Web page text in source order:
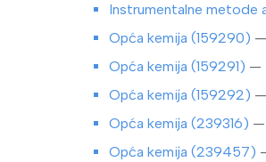
Instrumentalne metode
Opća kemija (159290) —
Opća kemija (159291) —
Opća kemija (159292) —
Opća kemija (239316) —
Opća kemija (239457)